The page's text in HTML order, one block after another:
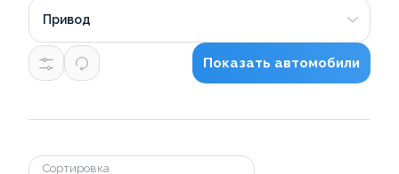
Привод
Показать автомобили
Сортировка